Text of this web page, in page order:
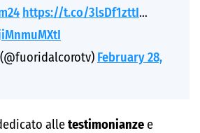
https://t.co/3lsDf1zttI…
February 28,
alletestimonianze e